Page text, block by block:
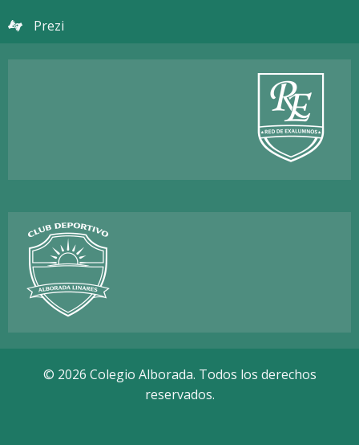
Prezi
© 2026 Colegio Alborada. Todos los derechos
reservados.